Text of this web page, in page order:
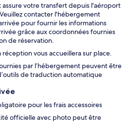
votre transfert depuis l'aéroport
contacter l'hébergement
pour fournir les informations
grâce aux coordonnées fournies
de réservation.
réception vous accueillera sur place.
par l’hébergement peuvent être
de traduction automatique
pour les frais accessoires
officielle avec photo peut être